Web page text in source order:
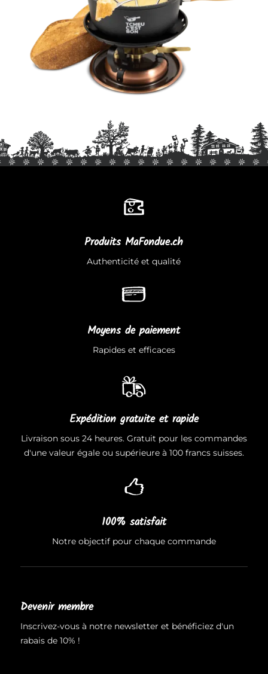
Produits MaFondue.ch
Authenticité et qualité
Moyens de paiement
Rapides et efficaces
Expédition gratuite et rapide
Livraison sous 24 heures. Gratuit pour les commandes
d'une valeur égale ou supérieure à 100 francs suisses.
100% satisfait
Notre objectif pour chaque commande
Devenir membre
Inscrivez-vous à notre newsletter et bénéficiez d'un
rabais de 10% !